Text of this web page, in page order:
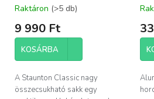
Raktáron (>5 db)
9 990 Ft
KOSÁRBA
A Staunton Classic nagy
összecsukható sakk egy